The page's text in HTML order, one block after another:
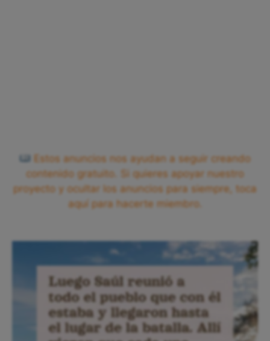
Estos anuncios nos ayudan a seguir creando
contenido gratuito. Si quieres apoyar nuestro
proyecto y ocultar los anuncios para siempre, toca
aquí para hacerte miembro.